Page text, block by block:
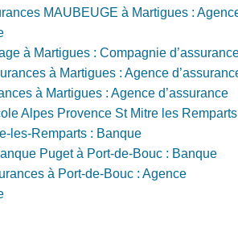
MAUBEUGE à Martigues :
à Martigues : Compagnie
à Martigues : Agence
à Martigues : Agence d’assurance
Alpes Provence St Mitre les Remparts
les-Remparts : Banque
Puget à Port-de-Bouc : Banque
à Port-de-Bouc : Agence